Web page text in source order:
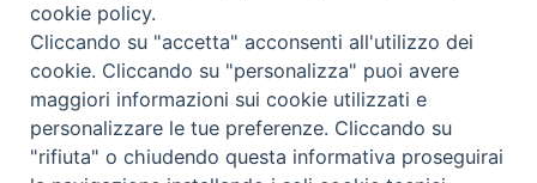
Bollettino – PaolineOnline
Foto
Video
I NOSTRI CONTATTI
Contatti
cookie policy.
Cliccando su "accetta" acconsenti all'utilizzo dei
cookie. Cliccando su "personalizza" puoi avere
maggiori informazioni sui cookie utilizzati e
personalizzare le tue preferenze. Cliccando su
"rifiuta" o chiudendo questa informativa proseguirai